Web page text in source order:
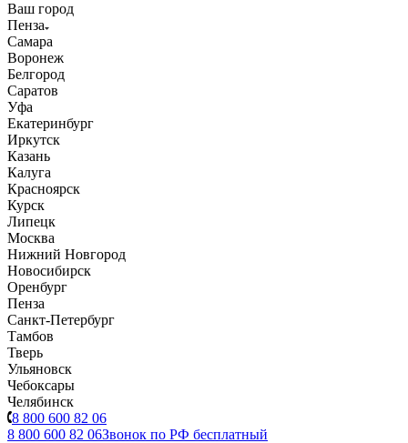
Ваш город
Пенза
Самара
Воронеж
Белгород
Саратов
Уфа
Екатеринбург
Иркутск
Казань
Калуга
Красноярск
Курск
Липецк
Москва
Нижний Новгород
Новосибирск
Оренбург
Пенза
Санкт-Петербург
Тамбов
Тверь
Ульяновск
Чебоксары
Челябинск
8 800 600 82 06
8 800 600 82 06Звонок по РФ бесплатный